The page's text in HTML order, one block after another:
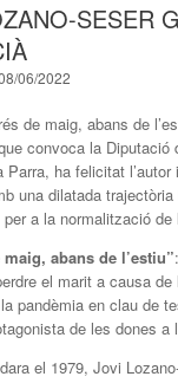
SESER
06/2022
de maig, abans de
convoca la Diputació
Parra, ha felicitat
una dilatada
a la normalització
maig, abans de l’estiu”
el marit a causa
pandèmia en clau de
de les dones a
el 1979, Jovi